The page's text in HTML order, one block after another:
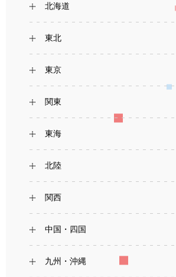
北海道
東北
東京
関東
東海
北陸
関西
中国・四国
九州・沖縄